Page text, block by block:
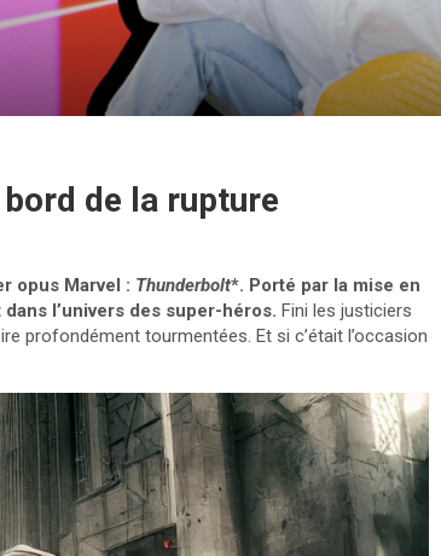
de la rupture
opus Marvel : Thunderbolt*. Porté par la mise en
l’univers des super-héros. Fini les justiciers
profondément tourmentées. Et si c’était l’occasion